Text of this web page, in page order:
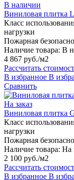
В наличии
Виниловая плитка
Класс
нагрузки
Пожарная
Наличие товара: В
4 867 руб./м2
Рассчитать
В избранное В
Сравнить
На заказ
Виниловая плитка
Класс
нагрузки
Пожарная
Наличие товара: На
2 100 руб./м2
Рассчитать
В избранное В